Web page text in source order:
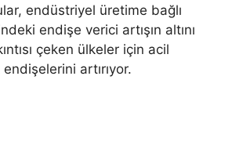
endüstriyel üretime bağlı
endişe verici artışın altını
çeken ülkeler için acil
artırıyor.